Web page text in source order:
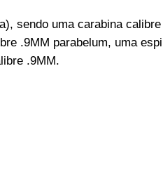
sendo uma carabina
.9MM parabelum, uma
.9MM.